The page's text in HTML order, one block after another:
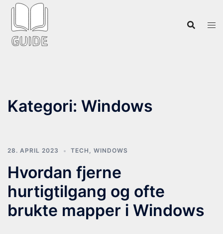
Hopp
innhold
Kategori: Windows
28. APRIL 2023 TECH WINDOWS
Hvordan fjerne
hurtigtilgang og ofte
brukte mapper i Windows